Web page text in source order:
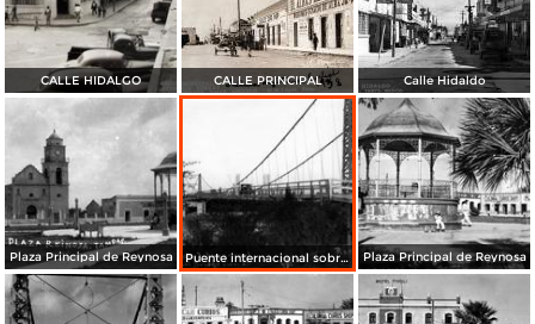
CALLE HIDALGO CALLE PRINCIPAL Calle Hidaldo
Plaza Principal de Reynosa Puente internacional sobre el Río Bravo Plaza Principal de Reynosa